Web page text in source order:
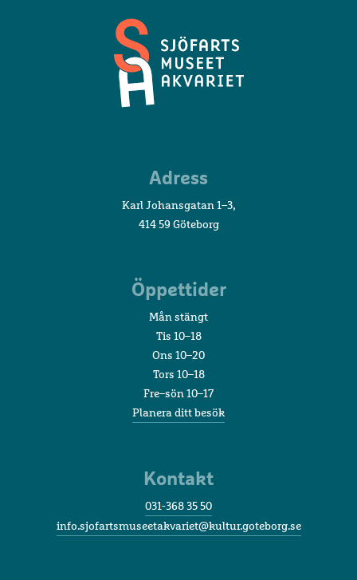
AkvarietAdress
Karl Johansgatan 1–3,
414 59 Göteborg
Öppettider
Mån stängt
Tis 10–18
Ons 10–20
Tors 10–18
Fre–sön 10–17
Planera ditt besök
Kontakt
031-368 35 50
info.sjofartsmuseetakvariet@kultur.goteborg.se